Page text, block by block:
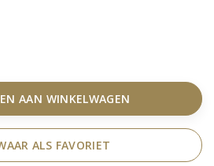
AAN WINKELWAGEN
ALS FAVORIET